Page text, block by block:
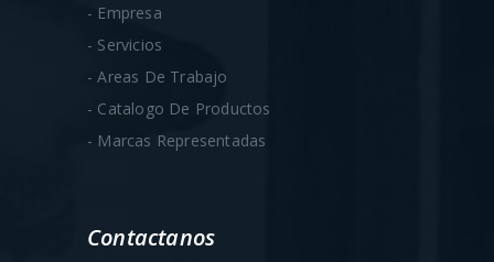
- Empresa
- Servicios
- Areas De Trabajo
- Catalogo De Productos
- Marcas Representadas
Contactanos